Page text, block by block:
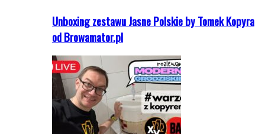
Unboxing zestawu Jasne Polskie by Tomek Kopyra
od Browamator.pl